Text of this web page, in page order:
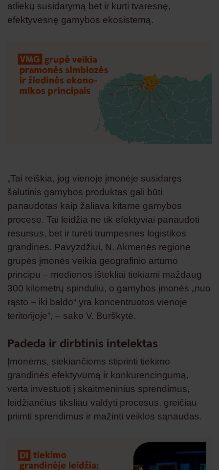
atliekų susidarymą bet ir kurti tvaresnę,
efektyvesnę gamybos ekosistemą.
„Tai reiškia, jog vienoje įmonėje susidaręs
šalutinis gamybos produktas gali būti
panaudotas kaip žaliava kitame gamybos
procese. Tai leidžia ne tik efektyviai panaudoti
resursus, bet ir turėti trumpesnes logistikos
grandines. Pavyzdžiui, N. Akmenės regione
grupės įmonės veikia geografinio artumo
principu – medienos ištekliai tiekiami maždaug
300 kilometrų spinduliu, o gamybos įmonės „nuo
rąsto – iki baldo“ yra koncentruotos vienoje
teritorijoje“, – sako V. Burškytė.
Padeda ir dirbtinis intelektas
Įmonėms, siekiančioms stiprinti tiekimo
grandinės efektyvumą ir konkurencingumą,
verta investuoti į skaitmeninius sprendimus,
leidžiančius tiksliau valdyti procesus, greičiau
priimti sprendimus ir mažinti veiklos sąnaudas.